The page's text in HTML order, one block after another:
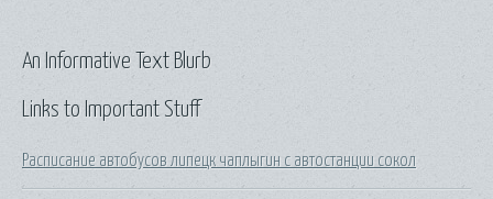
Links to Important Stuff
Расписание автобусов липецк чаплыгин с автостанции сокол
An Informative Text Blurb